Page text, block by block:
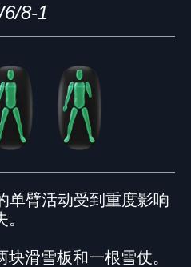
8-1
单臂活动受到重度影响
滑雪板和一根雪仗。